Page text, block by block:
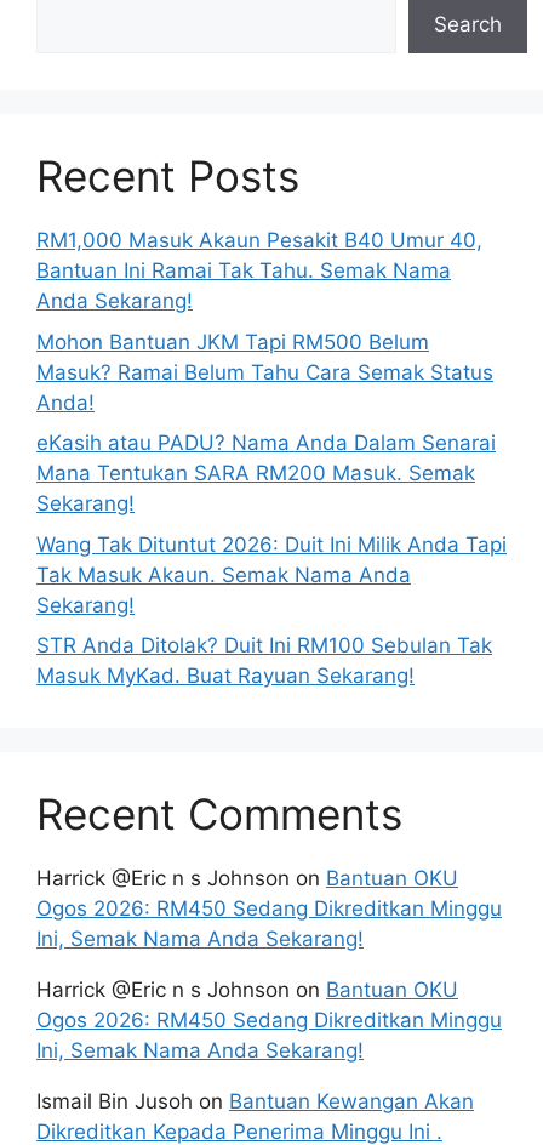
Search
Recent Posts
RM1,000 Masuk Akaun Pesakit B40 Umur 40,
Bantuan Ini Ramai Tak Tahu. Semak Nama
Anda Sekarang!
Mohon Bantuan JKM Tapi RM500 Belum
Masuk? Ramai Belum Tahu Cara Semak Status
Anda!
eKasih atau PADU? Nama Anda Dalam Senarai
Mana Tentukan SARA RM200 Masuk. Semak
Sekarang!
Wang Tak Dituntut 2026: Duit Ini Milik Anda Tapi
Tak Masuk Akaun. Semak Nama Anda
Sekarang!
STR Anda Ditolak? Duit Ini RM100 Sebulan Tak
Masuk MyKad. Buat Rayuan Sekarang!
Recent Comments
Harrick @Eric n s Johnson on Bantuan OKU
Ogos 2026: RM450 Sedang Dikreditkan Minggu
Ini, Semak Nama Anda Sekarang!
Harrick @Eric n s Johnson on Bantuan OKU
Ogos 2026: RM450 Sedang Dikreditkan Minggu
Ini, Semak Nama Anda Sekarang!
Ismail Bin Jusoh on Bantuan Kewangan Akan
Dikreditkan Kepada Penerima Minggu Ini .